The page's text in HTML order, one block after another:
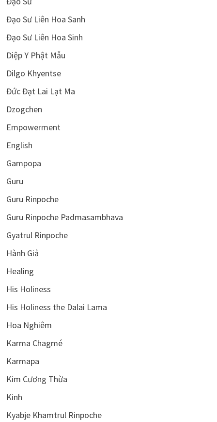
Đạo Sư Liên Hoa Sanh
Đạo Sư Liên Hoa Sinh
Diệp Y Phật Mẫu
Dilgo Khyentse
Đức Đạt Lai Lạt Ma
Dzogchen
Empowerment
English
Gampopa
Guru
Guru Rinpoche
Guru Rinpoche Padmasambhava
Gyatrul Rinpoche
Hành Giả
Healing
His Holiness
His Holiness the Dalai Lama
Hoa Nghiêm
Karma Chagmé
Karmapa
Kim Cương Thừa
Kinh
Kyabje Khamtrul Rinpoche